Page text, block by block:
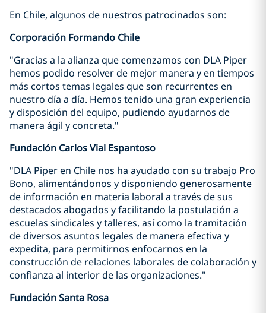
En Chile, algunos de nuestros patrocinados son:
Corporación Formando Chile
"Gracias a la alianza que comenzamos con DLA Piper
hemos podido resolver de mejor manera y en tiempos
más cortos temas legales que son recurrentes en
nuestro día a día. Hemos tenido una gran experiencia
y disposición del equipo, pudiendo ayudarnos de
manera ágil y concreta."
Fundación Carlos Vial Espantoso
"DLA Piper en Chile nos ha ayudado con su trabajo Pro
Bono, alimentándonos y disponiendo generosamente
de información en materia laboral a través de sus
destacados abogados y facilitando la postulación a
escuelas sindicales y talleres, así como la tramitación
de diversos asuntos legales de manera efectiva y
expedita, para permitirnos enfocarnos en la
construcción de relaciones laborales de colaboración y
confianza al interior de las organizaciones."
Fundación Santa Rosa